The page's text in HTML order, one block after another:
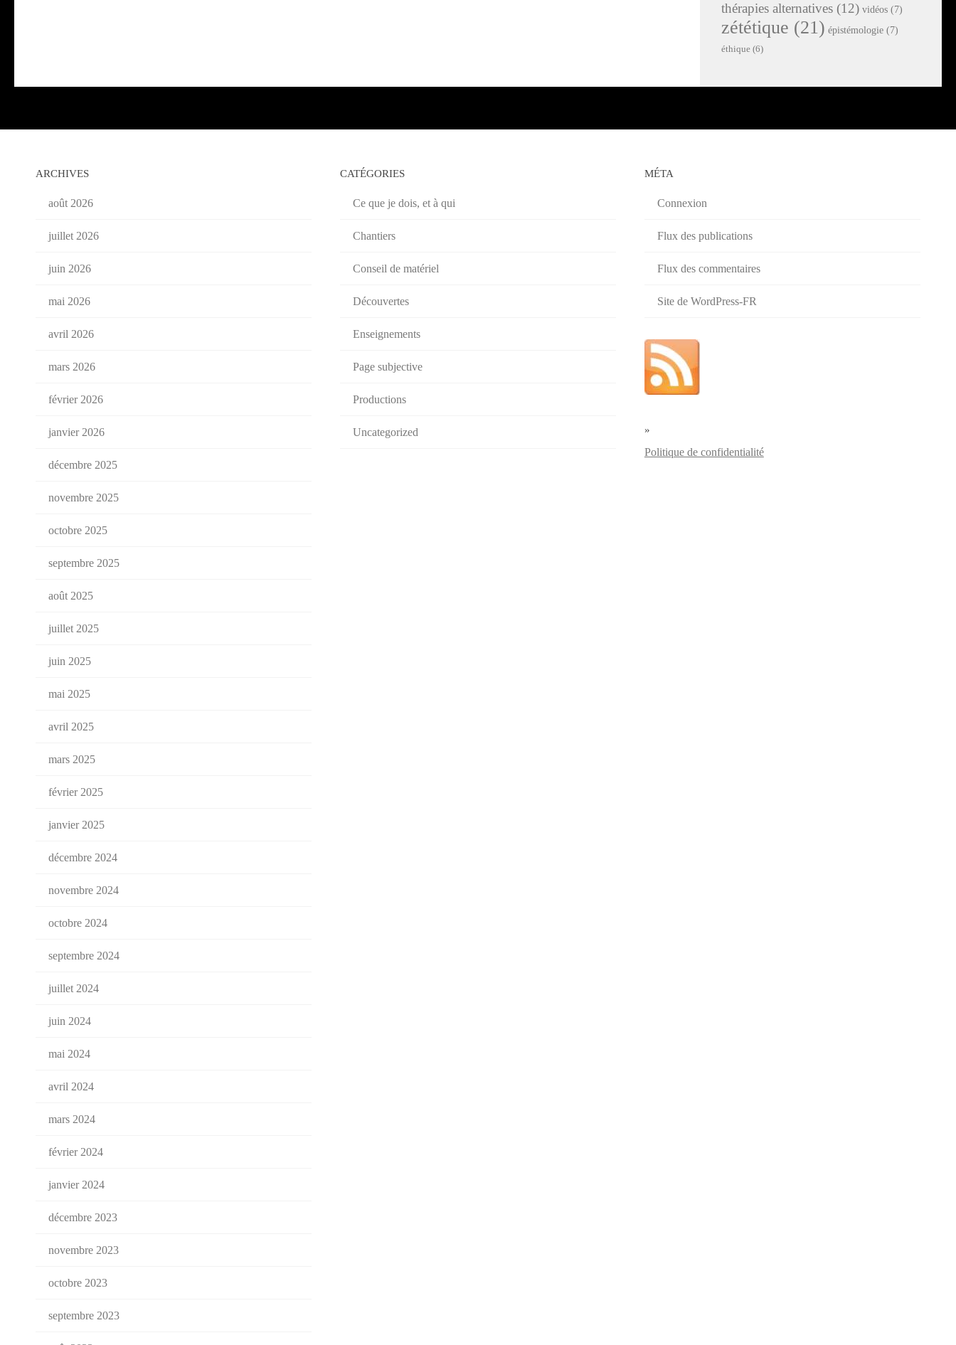
thérapies alternatives (12) vidéos (7)
zététique (21) épistémologie (7)
éthique (6)
ARCHIVES
août 2026
juillet 2026
juin 2026
mai 2026
avril 2026
mars 2026
février 2026
janvier 2026
décembre 2025
novembre 2025
octobre 2025
septembre 2025
août 2025
juillet 2025
juin 2025
mai 2025
avril 2025
mars 2025
février 2025
janvier 2025
décembre 2024
novembre 2024
octobre 2024
septembre 2024
juillet 2024
juin 2024
mai 2024
avril 2024
mars 2024
février 2024
janvier 2024
décembre 2023
novembre 2023
octobre 2023
septembre 2023
CATÉGORIES
Ce que je dois, et à qui
Chantiers
Conseil de matériel
Découvertes
Enseignements
Page subjective
Productions
Uncategorized
MÉTA
Connexion
Flux des publications
Flux des commentaires
Site de WordPress-FR
»
Politique de confidentialité